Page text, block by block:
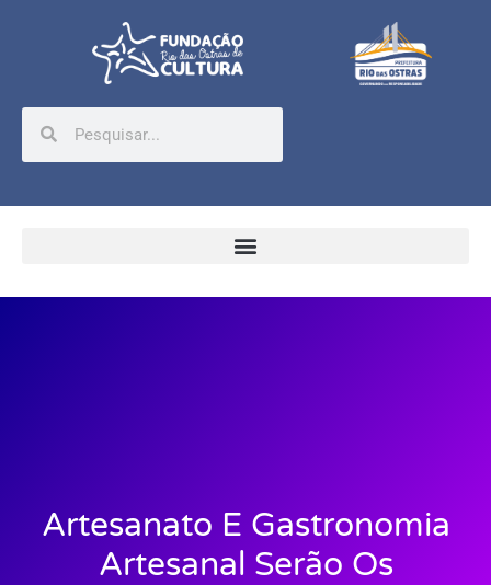
Artesanato E Gastronomia
Artesanal Serão Os